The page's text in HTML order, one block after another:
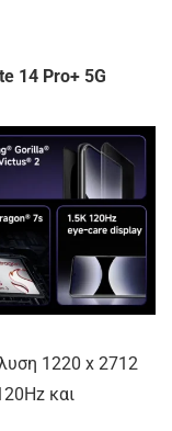
14 Pro+ 5G
1220 x 2712
και